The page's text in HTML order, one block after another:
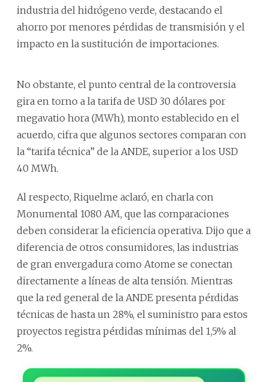
industria del hidrógeno verde, destacando el
ahorro por menores pérdidas de transmisión y el
impacto en la sustitución de importaciones.
No obstante, el punto central de la controversia
gira en torno a la tarifa de USD 30 dólares por
megavatio hora (MWh), monto establecido en el
acuerdo, cifra que algunos sectores comparan con
la “tarifa técnica” de la ANDE, superior a los USD
40 MWh.
Al respecto, Riquelme aclaró, en charla con
Monumental 1080 AM, que las comparaciones
deben considerar la eficiencia operativa. Dijo que a
diferencia de otros consumidores, las industrias
de gran envergadura como Atome se conectan
directamente a líneas de alta tensión. Mientras
que la red general de la ANDE presenta pérdidas
técnicas de hasta un 28%, el suministro para estos
proyectos registra pérdidas mínimas del 1,5% al
2%.